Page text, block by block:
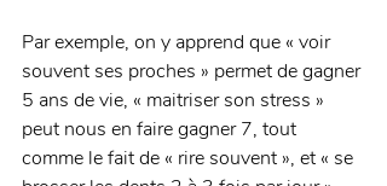
Par exemple, on y apprend que « voir
souvent ses proches » permet de gagner
5 ans de vie, « maitriser son stress »
peut nous en faire gagner 7, tout
comme le fait de « rire souvent », et « se